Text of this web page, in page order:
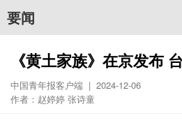
要闻
《黄土家族》在京发布
中国青年报客户端 | 2024-12-06
作者：赵婷婷 张诗童